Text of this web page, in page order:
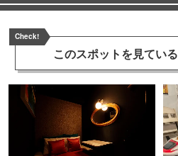
Check!
このスポットを見ている